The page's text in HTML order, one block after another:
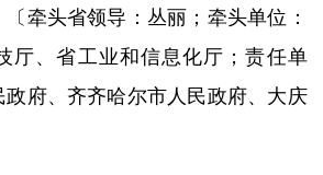
牵头省领导：丛丽；牵头单位：
厅、省工业和信息化厅；责任单
府、齐齐哈尔市人民政府、大庆